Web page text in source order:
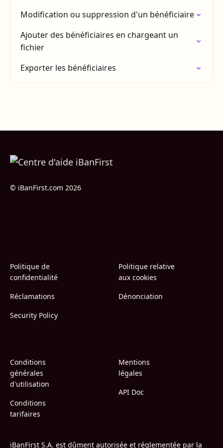
Modification ou suppression d'un bénéficiaire
Ajouter des bénéficiaires en chargeant un
fichier
Exporter les bénéficiaires
© iBanFirst.com 2026
Politique de
confidentialité
Réclamations
Security Policy
Politique relative
aux cookies
Dénonciation
Conditions
générales
d'utilisation
Conditions
tarifaires
Mentions
légales
API Doc
iBanFirst S.A. est dûment autorisée et réglementée par la